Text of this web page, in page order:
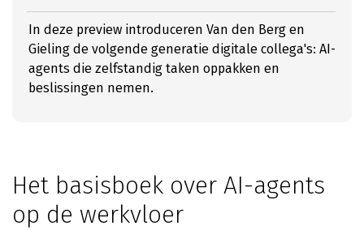
In deze preview introduceren Van den Berg en
Gieling de volgende generatie digitale collega's: AI-
agents die zelfstandig taken oppakken en
beslissingen nemen.
Het basisboek over AI-agents
op de werkvloer